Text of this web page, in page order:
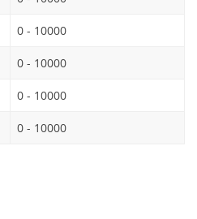
0 - 10000
0 - 10000
0 - 10000
0 - 10000